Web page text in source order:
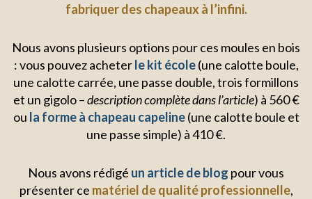
fabriquer des chapeaux à l’infini.
Nous avons plusieurs options pour ces moules en bois
: vous pouvez acheterle kit école(une calotte boule,
une calotte carrée, une passe double, trois formillons
et un gigolo –description complète dans l’article) à 560 €
ou la forme à chapeau capeline(une calotte boule et
une passe simple) à 410 €.
Nous avons rédigé un article de blog pour vous
présenter ce matériel de qualité professionnelle,